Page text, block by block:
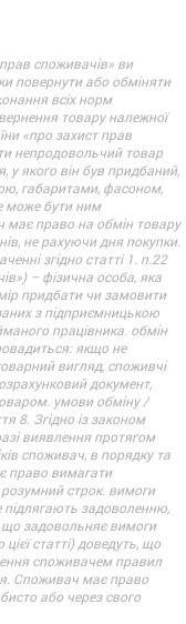
споживачів» ви
повернути або обміняти
всіх норм
товару належної
«про захист прав
непродовольчий товар
у якого він був придбаний,
габаритами, фасоном,
може бути ним
право на обмін товару
не рахуючи дня покупки.
згідно статті 1. п.22
– фізична особа, яка
придбати чи замовити
з підприємницькою
працівника. обмін
якщо не
вигляд, споживчі
документ,
умови обміну /
8. Згідно із законом
виявлення протягом
споживач, в порядку та
право вимагати
розумний строк. вимоги
задоволенню,
задовольняє вимоги
статті) доведуть, що
споживачем правил
Споживач має право
або через свого